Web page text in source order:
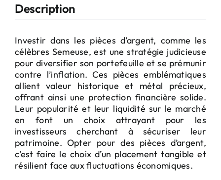
Description
Investir dans les pièces d’argent, comme les
célèbres Semeuse, est une stratégie judicieuse
pour diversifier son portefeuille et se prémunir
contre l’inflation. Ces pièces emblématiques
allient valeur historique et métal précieux,
offrant ainsi une protection financière solide.
Leur popularité et leur liquidité sur le marché
en font un choix attrayant pour les
investisseurs cherchant à sécuriser leur
patrimoine. Opter pour des pièces d’argent,
c’est faire le choix d’un placement tangible et
résilient face aux fluctuations économiques.